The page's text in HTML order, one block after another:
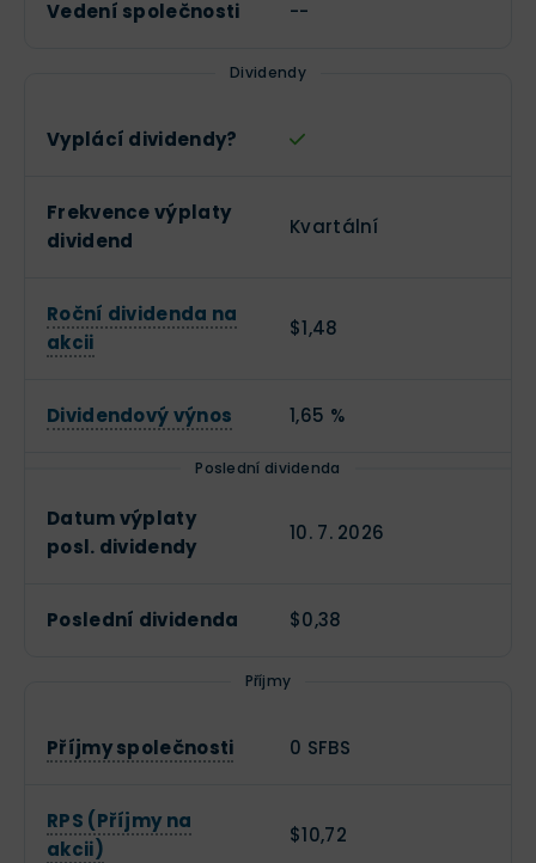
Vedení společnosti --
Dividendy
Vyplácí dividendy?
Frekvence výplaty
dividend
Kvartální
Roční dividenda na
akcii
$1,48
Dividendový výnos 1,65 %
Poslední dividenda
Datum výplaty
posl. dividendy
10. 7. 2026
Poslední dividenda $0,38
Příjmy
Příjmy společnosti 0 SFBS
RPS (Příjmy na
akcii)
$10,72